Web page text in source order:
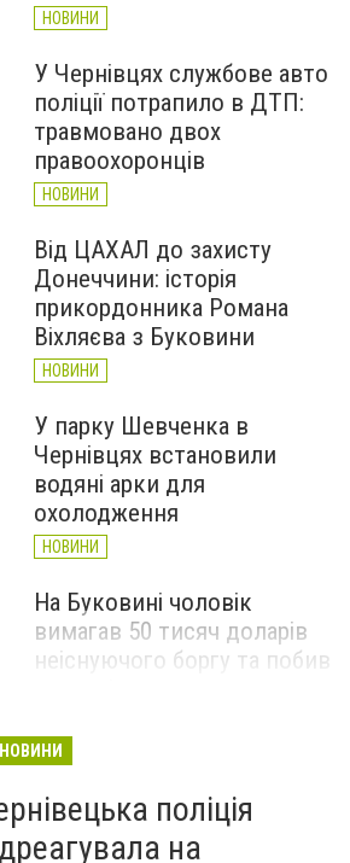
НОВИНИ
У Чернівцях службове авто
поліції потрапило в ДТП:
травмовано двох
правоохоронців
НОВИНИ
Від ЦАХАЛ до захисту
Донеччини: історія
прикордонника Романа
Віхляєва з Буковини
НОВИНИ
У парку Шевченка в
Чернівцях встановили
водяні арки для
охолодження
НОВИНИ
На Буковині чоловік
вимагав 50 тисяч доларів
неіснуючого боргу та побив
повалене дерево і
порятунок собаки: як
поліція
на